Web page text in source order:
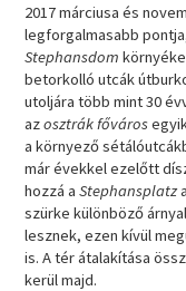
2017 márciusa és
legforgalmasabb
Stephansdom
betorkolló utcák
utoljára több mint 30
azosztrák főváros
a környező
már évekkel ezelőtt
hozzá aStephansplatz
szürke különböző
lesznek, ezen kívül
is. A tér átalakítása
kerül majd.